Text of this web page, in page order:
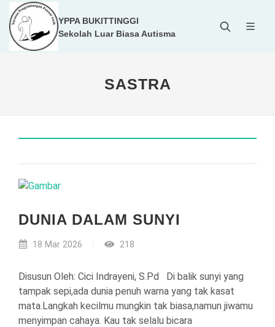
YPPA BUKITTINGGI
Sekolah Luar Biasa Autisma
SASTRA
DUNIA DALAM SUNYI
18 Mar 2026 218
Disusun Oleh: Cici Indrayeni, S.Pd Di balik sunyi yang
tampak sepi,ada dunia penuh warna yang tak kasat
mata.Langkah kecilmu mungkin tak biasa,namun jiwamu
menyimpan cahaya. Kau tak selalu bicara